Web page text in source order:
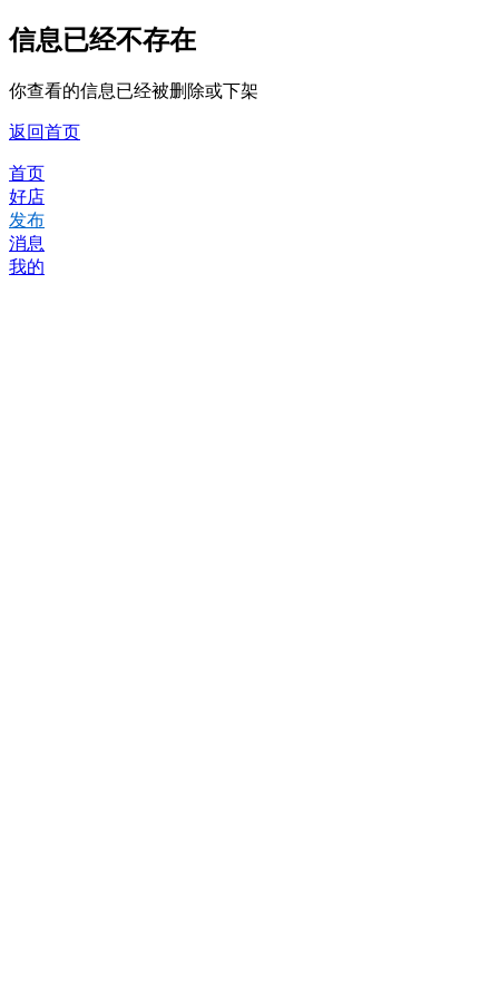
信息已经不存在
你查看的信息已经被删除或下架
返回首页
首页
好店
发布
消息
我的